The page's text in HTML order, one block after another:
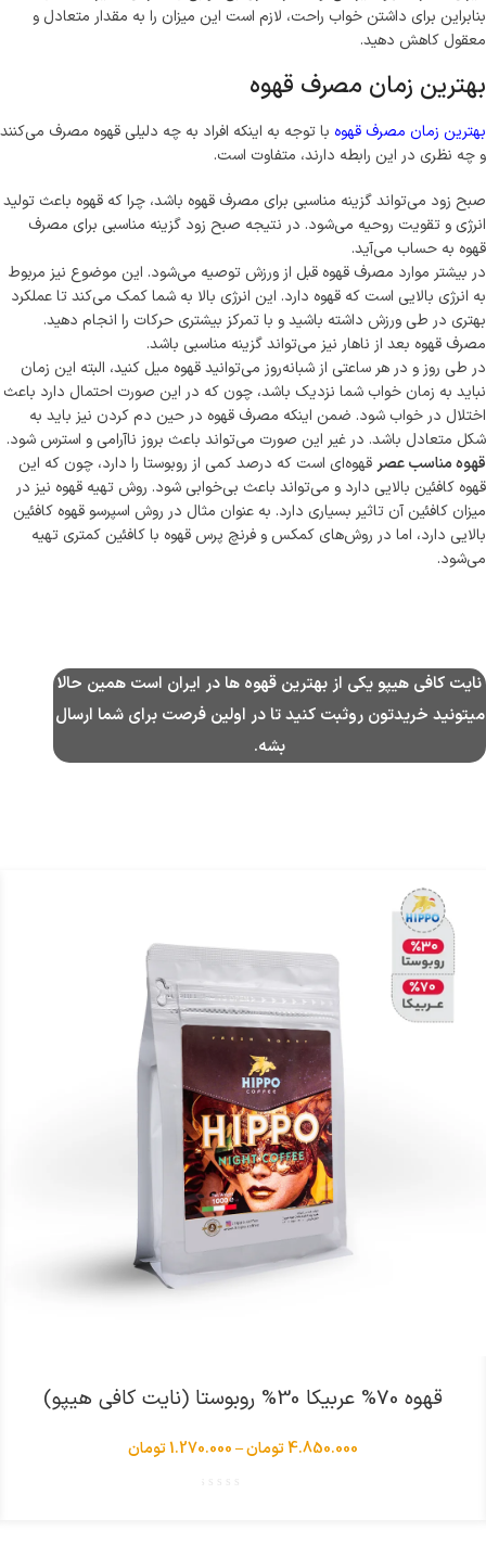
بنابراین برای داشتن خواب راحت، لازم است این میزان را به مقدار متعادل و
معقول کاهش دهید.
بهترین زمان مصرف قهوه
بهترین زمان مصرف قهوه با توجه به اینکه افراد به چه دلیلی قهوه مصرف ‌می‌کنند
و چه نظری در این رابطه دارند، متفاوت است.
صبح زود ‌می‌تواند گزینه مناسبی برای مصرف قهوه باشد، چرا که قهوه باعث تولید
انرژی و تقویت روحیه ‌می‌شود. در نتیجه صبح زود گزینه مناسبی برای مصرف
قهوه به حساب ‌می‌آید.
در بیشتر موارد مصرف قهوه قبل از ورزش توصیه ‌می‌شود. این موضوع نیز مربوط
به انرژی بالایی است که قهوه دارد. این انرژی بالا به شما کمک ‌می‌کند تا عملکرد
بهتری در طی ورزش داشته باشید و با تمرکز بیشتری حرکات را انجام دهید.
مصرف قهوه بعد از ناهار نیز ‌می‌تواند گزینه مناسبی باشد.
در طی روز و در هر ساعتی از شبانه‌روز ‌می‌توانید قهوه میل کنید، البته این زمان
نباید به زمان خواب شما نزدیک باشد، چون که در این صورت احتمال دارد باعث
اختلال در خواب شود. ضمن اینکه مصرف قهوه در حین دم کردن نیز باید به
شکل متعادل باشد. در غیر این صورت ‌می‌تواند باعث بروز ناآرا‌می ‌و استرس شود.
قهوه مناسب عصر قهوه‌ای است که درصد کمی از روبوستا را دارد، چون که این
قهوه کافئین بالایی دارد و می‌تواند باعث بی‌خوابی شود. روش تهیه قهوه نیز در
میزان کافئین آن تاثیر بسیاری دارد. به عنوان مثال در روش اسپرسو قهوه کافئین
بالایی دارد، اما در روش‌های کمکس و فرنچ پرس قهوه با کافئین کمتری تهیه
می‌شود.
نایت کافی هیپو یکی از بهترین قهوه ها در ایران است همین حالا
میتونید خریدتون روثبت کنید تا در اولین فرصت برای شما ارسال
بشه.
قهوه 70% عربیکا 30% روبوستا (نایت کافی هیپو)
4.850.000تومان–
1.270.000تومان